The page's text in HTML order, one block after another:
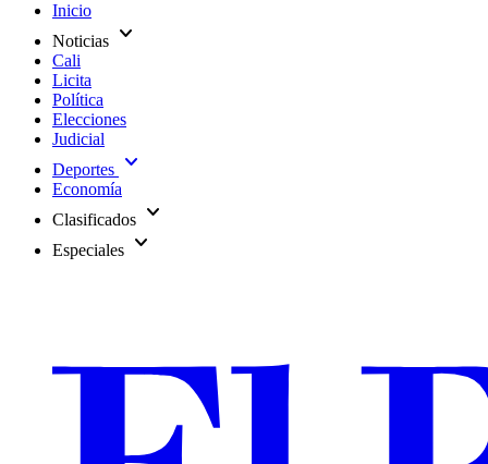
Inicio
Noticias expand_more
Cali
Licita
Política
Elecciones
Judicial
Deportes expand_more
Economía
Clasificados expand_more
Especiales expand_more